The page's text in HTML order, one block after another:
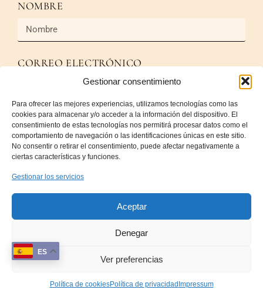
Gestionar consentimiento
Para ofrecer las mejores experiencias, utilizamos tecnologías como las
cookies para almacenar y/o acceder a la información del dispositivo. El
consentimiento de estas tecnologías nos permitirá procesar datos como el
comportamiento de navegación o las identificaciones únicas en este sitio.
No consentir o retirar el consentimiento, puede afectar negativamente a
ciertas características y funciones.
Gestionar los servicios
Aceptar
Denegar
Ver preferencias
Política de cookiesPolítica de privacidad Impressum
AÑADIR AL CARRITO
NOMBRE
CORREO ELECTRÓNICO
MENSAJE
Enviar
Sobre Nosotros Terminos y Condiciones, Política devoluciones
Política de privacidad Política de cookies (UE)
ES